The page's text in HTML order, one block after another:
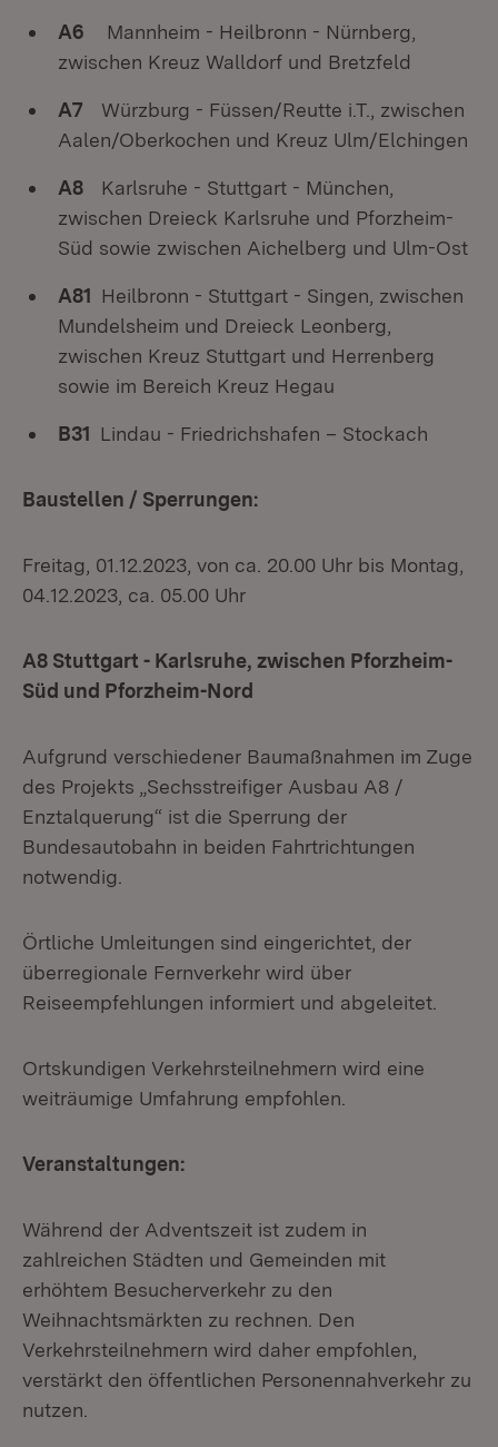
A6 Mannheim - Heilbronn - Nürnberg,
zwischen Kreuz Walldorf und Bretzfeld
A7 Würzburg - Füssen/Reutte i.T., zwischen
Aalen/Oberkochen und Kreuz Ulm/Elchingen
A8 Karlsruhe - Stuttgart - München,
zwischen Dreieck Karlsruhe und Pforzheim-
Süd sowie zwischen Aichelberg und Ulm-Ost
A81 Heilbronn - Stuttgart - Singen, zwischen
Mundelsheim und Dreieck Leonberg,
zwischen Kreuz Stuttgart und Herrenberg
sowie im Bereich Kreuz Hegau
B31 Lindau - Friedrichshafen – Stockach
Baustellen / Sperrungen:
Freitag, 01.12.2023, von ca. 20.00 Uhr bis Montag,
04.12.2023, ca. 05.00 Uhr
A8 Stuttgart - Karlsruhe, zwischen Pforzheim-
Süd und Pforzheim-Nord
Aufgrund verschiedener Baumaßnahmen im Zuge
des Projekts „Sechsstreifiger Ausbau A8 /
Enztalquerung“ ist die Sperrung der
Bundesautobahn in beiden Fahrtrichtungen
notwendig.
Örtliche Umleitungen sind eingerichtet, der
überregionale Fernverkehr wird über
Reiseempfehlungen informiert und abgeleitet.
Ortskundigen Verkehrsteilnehmern wird eine
weiträumige Umfahrung empfohlen.
Veranstaltungen:
Während der Adventszeit ist zudem in
zahlreichen Städten und Gemeinden mit
erhöhtem Besucherverkehr zu den
Weihnachtsmärkten zu rechnen. Den
Verkehrsteilnehmern wird daher empfohlen,
verstärkt den öffentlichen Personennahverkehr zu
nutzen.